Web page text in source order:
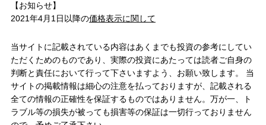
【お知らせ】
2021年4月1日以降の価格表示に関して
当サイトに記載されている内容はあくまでも投資の参考にしてい
ただくためのものであり、実際の投資にあたっては読者ご自身の
判断と責任において行って下さいますよう、お願い致します。 当
サイトの掲載情報は細心の注意を払っておりますが、記載される
全ての情報の正確性を保証するものではありません。万が一、ト
ラブル等の損失が被っても損害等の保証は一切行っておりません